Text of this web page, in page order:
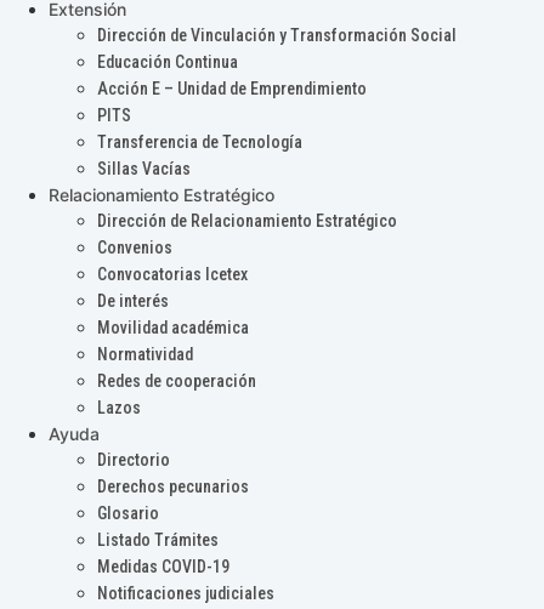
Extensión
Dirección de Vinculación y Transformación Social
Educación Continua
Acción E – Unidad de Emprendimiento
PITS
Transferencia de Tecnología
Sillas Vacías
Relacionamiento Estratégico
Dirección de Relacionamiento Estratégico
Convenios
Convocatorias Icetex
De interés
Movilidad académica
Normatividad
Redes de cooperación
Lazos
Ayuda
Directorio
Derechos pecunarios
Glosario
Listado Trámites
Medidas COVID-19
Notificaciones judiciales